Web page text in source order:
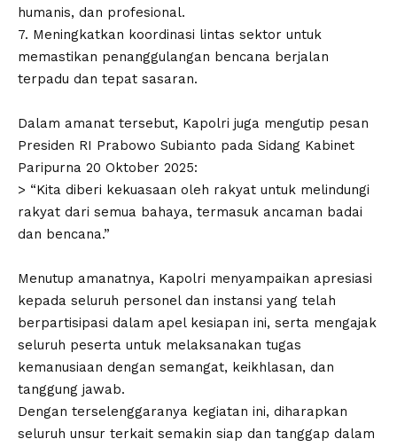
humanis, dan profesional.
7. Meningkatkan koordinasi lintas sektor untuk
memastikan penanggulangan bencana berjalan
terpadu dan tepat sasaran.
Dalam amanat tersebut, Kapolri juga mengutip pesan
Presiden RI Prabowo Subianto pada Sidang Kabinet
Paripurna 20 Oktober 2025:
> “Kita diberi kekuasaan oleh rakyat untuk melindungi
rakyat dari semua bahaya, termasuk ancaman badai
dan bencana.”
Menutup amanatnya, Kapolri menyampaikan apresiasi
kepada seluruh personel dan instansi yang telah
berpartisipasi dalam apel kesiapan ini, serta mengajak
seluruh peserta untuk melaksanakan tugas
kemanusiaan dengan semangat, keikhlasan, dan
tanggung jawab.
Dengan terselenggaranya kegiatan ini, diharapkan
seluruh unsur terkait semakin siap dan tanggap dalam